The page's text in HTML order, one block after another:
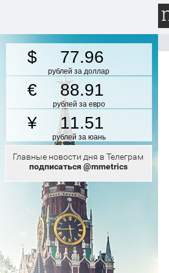
77.96
рублей за доллар
88.91
рублей за евро
11.51
рублей за юань
Главные новости дня в Телеграм
подписаться @mmetrics